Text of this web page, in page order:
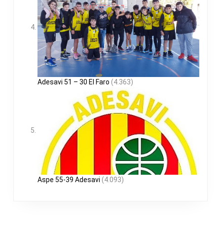
Adesavi 51 – 30 El Faro (4.363)
Aspe 55-39 Adesavi (4.093)